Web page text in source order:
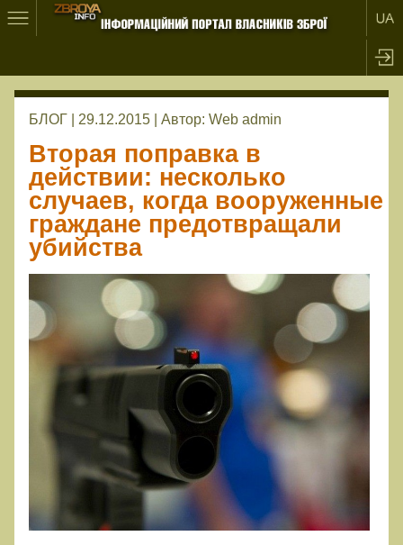
БЛОГ | 29.12.2015 | Автор: Web admin
Вторая поправка в
действии: несколько
случаев, когда вооруженные
граждане предотвращали
убийства